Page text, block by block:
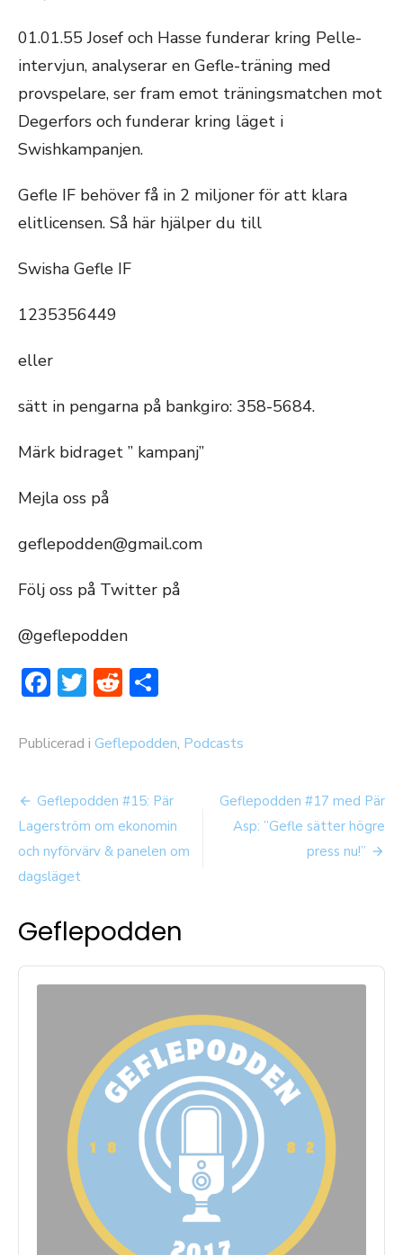
01.01.55 Josef och Hasse funderar kring Pelle-
intervjun, analyserar en Gefle-träning med
provspelare, ser fram emot träningsmatchen mot
Degerfors och funderar kring läget i
Swishkampanjen.
Gefle IF behöver få in 2 miljoner för att klara
elitlicensen. Så här hjälper du till
Swisha Gefle IF
1235356449
eller
sätt in pengarna på bankgiro: 358-5684.
Märk bidraget ” kampanj”
Mejla oss på
geflepodden@gmail.com
Följ oss på Twitter på
@geflepodden
Facebook
Twitter
Reddit
Publicerad i Geflepodden, Podcasts
Inläggsnavigering
Geflepodden #15: Pär
Lagerström om ekonomin
och nyförvärv & panelen om
dagsläget
Geflepodden #17 med Pär
Asp: ”Gefle sätter högre
press nu!”
Geflepodden
Audio
Player